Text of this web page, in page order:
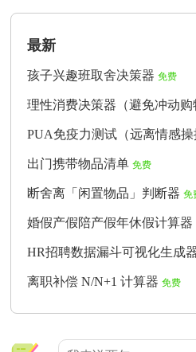
最新
孩子兴趣班取舍决策器 免费
理性消费决策器（避免冲动购
PUA免疫力测试（远离情感操
出门携带物品清单 免费
断舍离「闲置物品」判断器 免
婚假产假陪产假年休假计算器
HR招聘数据漏斗可视化生成
离职补偿 N/N+1 计算器 免费